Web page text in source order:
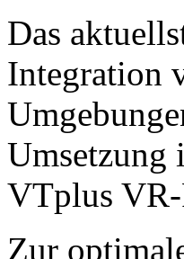
Das
Integration
Umsetzung
VTplus
Zur